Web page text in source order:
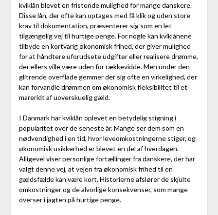
kviklån blevet en fristende mulighed for mange danskere.
Disse lån, der ofte kan optages med få klik og uden store
krav til dokumentation, præsenterer sig som en let
tilgængelig vej til hurtige penge. For nogle kan kviklånene
tilbyde en kortvarig økonomisk frihed, der giver mulighed
for at håndtere uforudsete udgifter eller realisere drømme,
der ellers ville være uden for rækkevidde. Men under den
glitrende overflade gemmer der sig ofte en virkelighed, der
kan forvandle drømmen om økonomisk fleksibilitet til et
mareridt af uoverskuelig gæld.
I Danmark har kviklån oplevet en betydelig stigning i
popularitet over de seneste år. Mange ser dem som en
nødvendighed i en tid, hvor leveomkostningerne stiger, og
økonomisk usikkerhed er blevet en del af hverdagen.
Alligevel viser personlige fortællinger fra danskere, der har
valgt denne vej, at vejen fra økonomisk frihed til en
gældsfælde kan være kort. Historierne afslører de skjulte
omkostninger og de alvorlige konsekvenser, som mange
overser i jagten på hurtige penge.